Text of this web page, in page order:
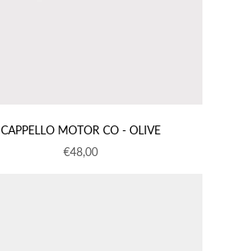
CAPPELLO MOTOR CO - OLIVE
Prezzo scontato
€48,00